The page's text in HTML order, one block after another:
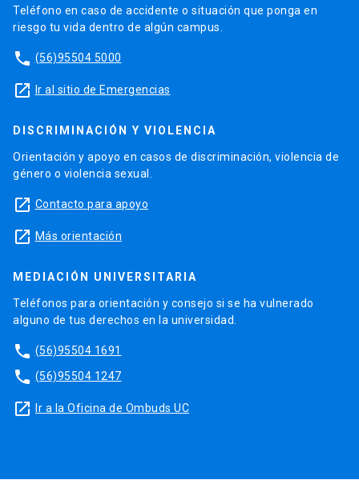
Teléfono en caso de accidente o situación que ponga en
riesgo tu vida dentro de algún campus.
phone (56)95504 5000
launch Ir al sitio de Emergencias
DISCRIMINACIÓN Y VIOLENCIA
Orientación y apoyo en casos de discriminación, violencia de
género o violencia sexual.
launch Contacto para apoyo
launch Más orientación
MEDIACIÓN UNIVERSITARIA
Teléfonos para orientación y consejo si se ha vulnerado
alguno de tus derechos en la universidad.
phone (56)95504 1691
phone (56)95504 1247
launch Ir a la Oficina de Ombuds UC